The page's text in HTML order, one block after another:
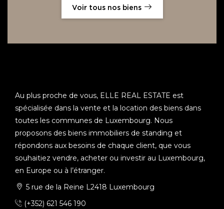
Voir tous nos biens
Au plus proche de vous, ELLE REAL ESTATE est
spécialisée dans la vente et la location des biens dans
toutes les communes de Luxembourg. Nous
proposons des biens immobiliers de standing et
répondons aux besoins de chaque client, que vous
souhaitiez vendre, acheter ou investir au Luxembourg,
en Europe ou à l’étranger.
5 rue de la Reine L2418 Luxembourg
(+352) 621 546 190